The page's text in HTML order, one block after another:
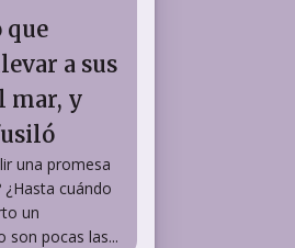
que
a sus
mar, y
una promesa
cuándo
un
son pocas las...